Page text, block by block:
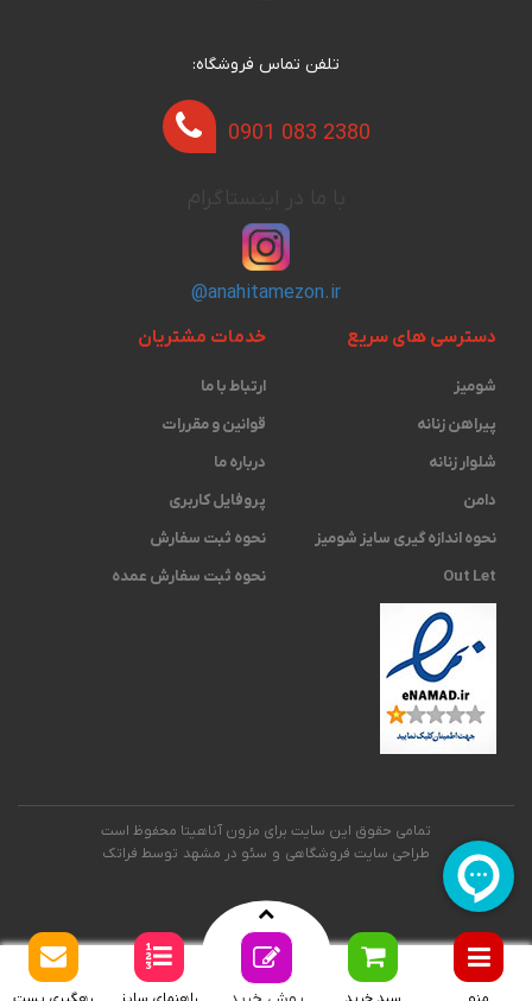
تلفن تماس فروشگاه:
0901 083 2380
@anahitamezon.ir
دسترسی های سریع
شومیز
پیراهن زنانه
شلوار زنانه
دامن
نحوه اندازه گیری ‫سایز شومیز
Out Let
خدمات مشتریان
ارتباط با ما
قوانین و مقررات
درباره ما
پروفایل کاربری
نحوه ثبت سفارش
نحوه ثبت سفارش عمده
تمامی حقوق این سایت برای مزون آناهیتا محفوظ است
طراحی سایت فروشگاهی و سئو در مشهد توسط فراتک